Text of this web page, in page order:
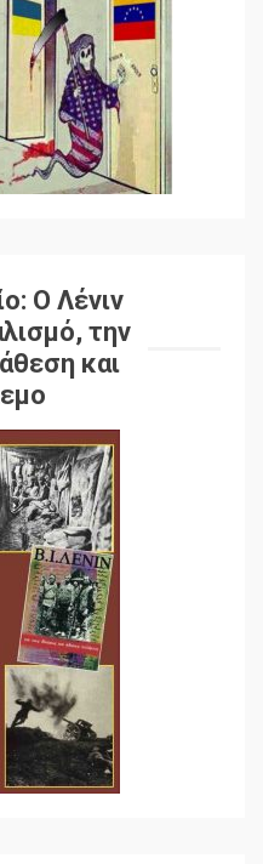
Ο Λένιν
την
και